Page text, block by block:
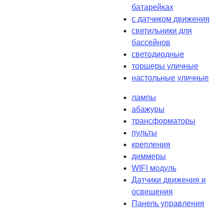
батарейках
с датчиком движения
светильники для
бассейнов
светодиодные
торшеры уличные
настольные уличные
лампы
абажуры
трансформаторы
пульты
крепления
диммеры
WIFI модуль
Датчики движения и
освещения
Панель управления